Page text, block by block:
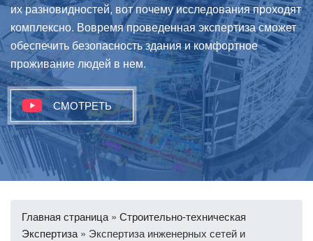
их разновидностей, вот почему исследования проходят
комплексно. Вовремя проведенная экспертиза сможет
обеспечить безопасность здания и комфортное
проживание людей в нем.
СМОТРЕТЬ
Главная страница » Строительно-техническая
Экспертиза » Экспертиза инженерных сетей и